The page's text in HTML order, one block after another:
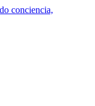
conciencia,